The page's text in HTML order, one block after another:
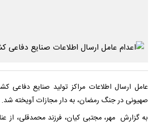
عامل ارسال اطلاعات مراکز تولید صنایع دفاعی
صهیونی در جنگ رمضان، به دار مجازات آویخته شد.
به گزارش مهر، مجتبی کیان، فرزند محمدقلی، از